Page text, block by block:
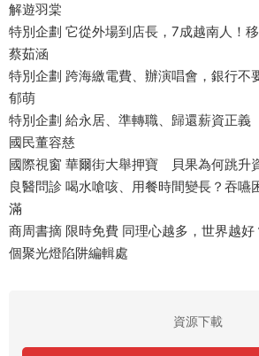
解遊羽棠
特別企劃 它從外場到店長，7成越南人！
蔡茹涵
特別企劃 跨海繳電費、辦演唱會，銀行不
郁萌
特別企劃 給永居、準轉職、歸還薪資正
國民董容慈
國際視窗 華爾街大舉押寶 貝果為何跳升
良醫問診 喝水嗆咳、用餐時間變長？吞嚥
滿
商周書摘 限時免費 同理心越多，世界越
個聚光燈陷阱編輯處
資源下載